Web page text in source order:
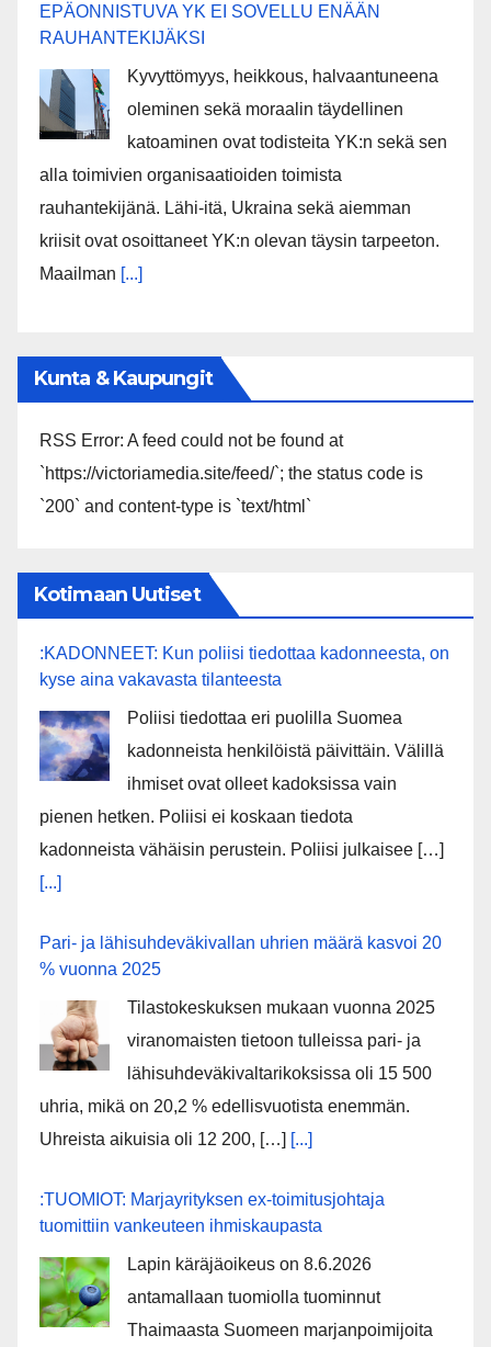
EPÄONNISTUVA YK EI SOVELLU ENÄÄN
RAUHANTEKIJÄKSI
Kyvyttömyys, heikkous, halvaantuneena
oleminen sekä moraalin täydellinen
katoaminen ovat todisteita YK:n sekä sen
alla toimivien organisaatioiden toimista
rauhantekijänä. Lähi-itä, Ukraina sekä aiemman
kriisit ovat osoittaneet YK:n olevan täysin tarpeeton.
Maailman [...]
Kunta & Kaupungit
RSS Error: A feed could not be found at
`https://victoriamedia.site/feed/`; the status code is
`200` and content-type is `text/html`
Kotimaan Uutiset
:KADONNEET: Kun poliisi tiedottaa kadonneesta, on
kyse aina vakavasta tilanteesta
Poliisi tiedottaa eri puolilla Suomea
kadonneista henkilöistä päivittäin. Välillä
ihmiset ovat olleet kadoksissa vain
pienen hetken. Poliisi ei koskaan tiedota
kadonneista vähäisin perustein. Poliisi julkaisee […]
[...]
Pari- ja lähisuhdeväkivallan uhrien määrä kasvoi 20
% vuonna 2025
Tilastokeskuksen mukaan vuonna 2025
viranomaisten tietoon tulleissa pari- ja
lähisuhdeväkivaltarikoksissa oli 15 500
uhria, mikä on 20,2 % edellisvuotista enemmän.
Uhreista aikuisia oli 12 200, […] [...]
:TUOMIOT: Marjayrityksen ex-toimitusjohtaja
tuomittiin vankeuteen ihmiskaupasta
Lapin käräjäoikeus on 8.6.2026
antamallaan tuomiolla tuominnut
Thaimaasta Suomeen marjanpoimijoita